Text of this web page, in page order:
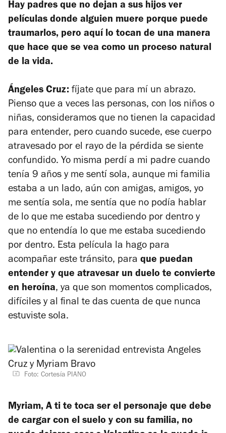
Hay padres que no dejan a sus hijos ver
películas donde alguien muere porque puede
traumarlos, pero aquí lo tocan de una manera
que hace que se vea como un proceso natural
de la vida.
Ángeles Cruz: fíjate que para mí un abrazo.
Pienso que a veces las personas, con los niños o
niñas, consideramos que no tienen la capacidad
para entender, pero cuando sucede, ese cuerpo
atravesado por el rayo de la pérdida se siente
confundido. Yo misma perdí a mi padre cuando
tenía 9 años y me sentí sola, aunque mi familia
estaba a un lado, aún con amigas, amigos, yo
me sentía sola, me sentía que no podía hablar
de lo que me estaba sucediendo por dentro y
que no entendía lo que me estaba sucediendo
por dentro. Esta película la hago para
acompañar este tránsito, para que puedan
entender y que atravesar un duelo te convierte
en heroína, ya que son momentos complicados,
difíciles y al final te das cuenta de que nunca
estuviste sola.
Foto: Cortesía PIANO
Myriam, A ti te toca ser el personaje que debe
de cargar con el suelo y con su familia, no